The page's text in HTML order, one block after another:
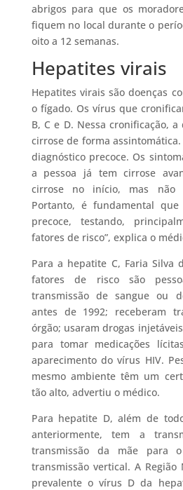
abrigos para que os
fiquem no local durante o
oito a 12 semanas.
Hepatites virais
Hepatites virais são doenças
o fígado. Os vírus que
B, C e D. Nessa cronificação,
cirrose de forma
diagnóstico precoce. Os
a pessoa já tem cirrose
cirrose no início, mas não
Portanto, é fundamental
precoce, testando,
fatores de risco”, explica o
Para a hepatite C, Faria Silva
fatores de risco são
transmissão de sangue ou
antes de 1992; receberam
órgão; usaram drogas
para tomar medicações
aparecimento do vírus HIV.
mesmo ambiente têm um
tão alto, advertiu o médico.
Para hepatite D, além de
anteriormente, tem a
transmissão da mãe para
transmissão vertical. A
prevalente o vírus D da